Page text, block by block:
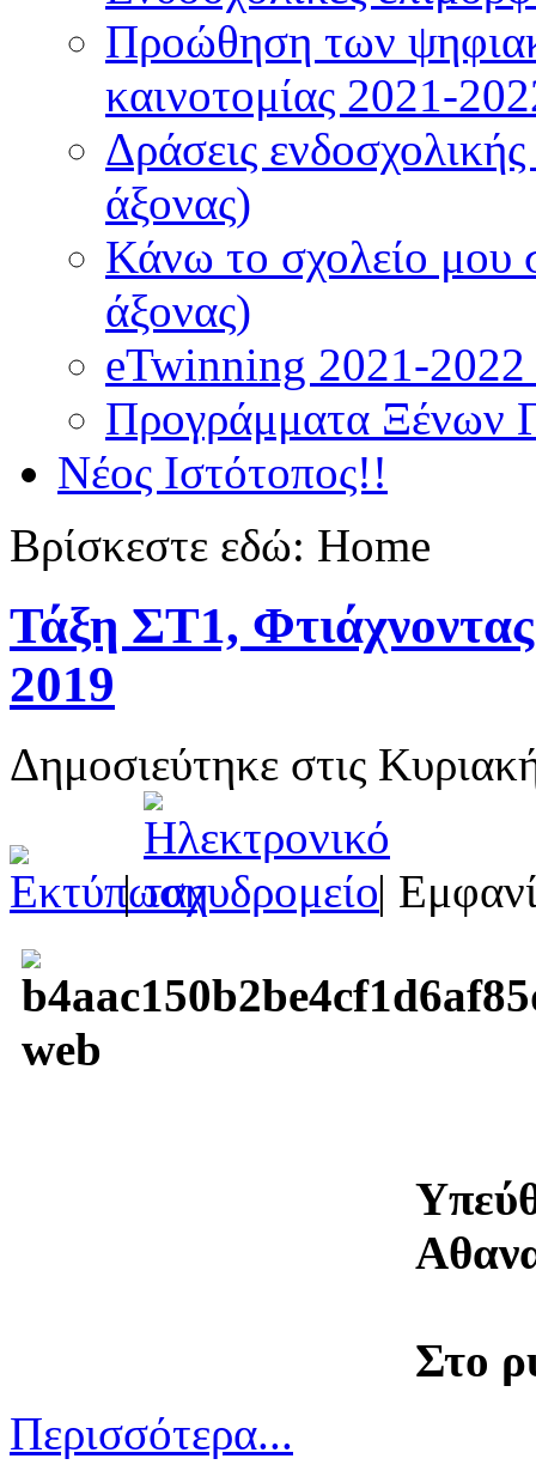
Προώθηση των
καινοτομίας 2021-
Δράσεις
άξονας)
Κάνω το σχολείο μου
άξονας)
eTwinning 2021-
Προγράμματα Ξένων
Νέος Ιστότοπος!!
Βρίσκεστε εδώ: Home
Τάξη ΣΤ1,
2019
Δημοσιεύτηκε στις
| |
Στο
Περισσότερα...